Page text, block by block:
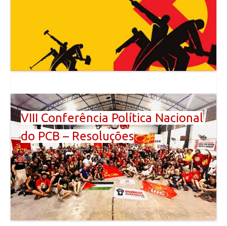
VIII Conferência Política Nacional
do PCB – Resoluções